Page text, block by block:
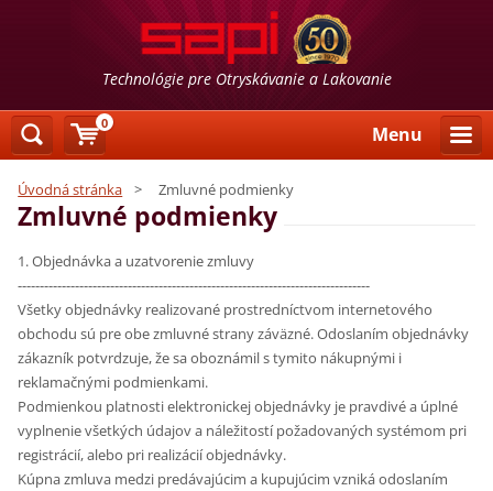
Technológie pre Otryskávanie a Lakovanie
Menu
Úvodná stránka > Zmluvné podmienky
Zmluvné podmienky
1. Objednávka a uzatvorenie zmluvy
--------------------------------------------------------------------------------
Všetky objednávky realizované prostredníctvom internetového
obchodu sú pre obe zmluvné strany záväzné. Odoslaním objednávky
zákazník potvrdzuje, že sa oboznámil s tymito nákupnými i
reklamačnými podmienkami.
Podmienkou platnosti elektronickej objednávky je pravdivé a úplné
vyplnenie všetkých údajov a náležitostí požadovaných systémom pri
registrácií, alebo pri realizácií objednávky.
Kúpna zmluva medzi predávajúcim a kupujúcim vzniká odoslaním
0